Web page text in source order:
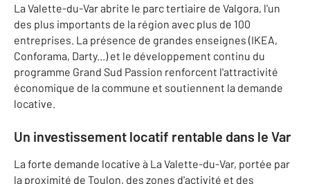
La Valette-du-Var abrite le parc tertiaire de Valgora, l'un
des plus importants de la région avec plus de 100
entreprises. La présence de grandes enseignes (IKEA,
Conforama, Darty...) et le développement continu du
programme Grand Sud Passion renforcent l'attractivité
économique de la commune et soutiennent la demande
locative.
Un investissement locatif rentable dans le Var
La forte demande locative à La Valette-du-Var, portée par
la proximité de Toulon, des zones d'activité et des